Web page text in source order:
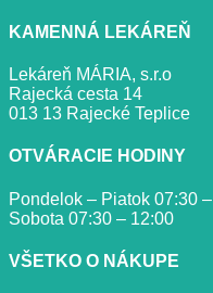
KAMENNÁ LEKÁREŇ
Lekáreň MÁRIA, s.r.o
Rajecká cesta 14
013 13 Rajecké Teplice
OTVÁRACIE HODINY
Pondelok – Piatok 07:30
Sobota 07:30 – 12:00
VŠETKO O NÁKUPE